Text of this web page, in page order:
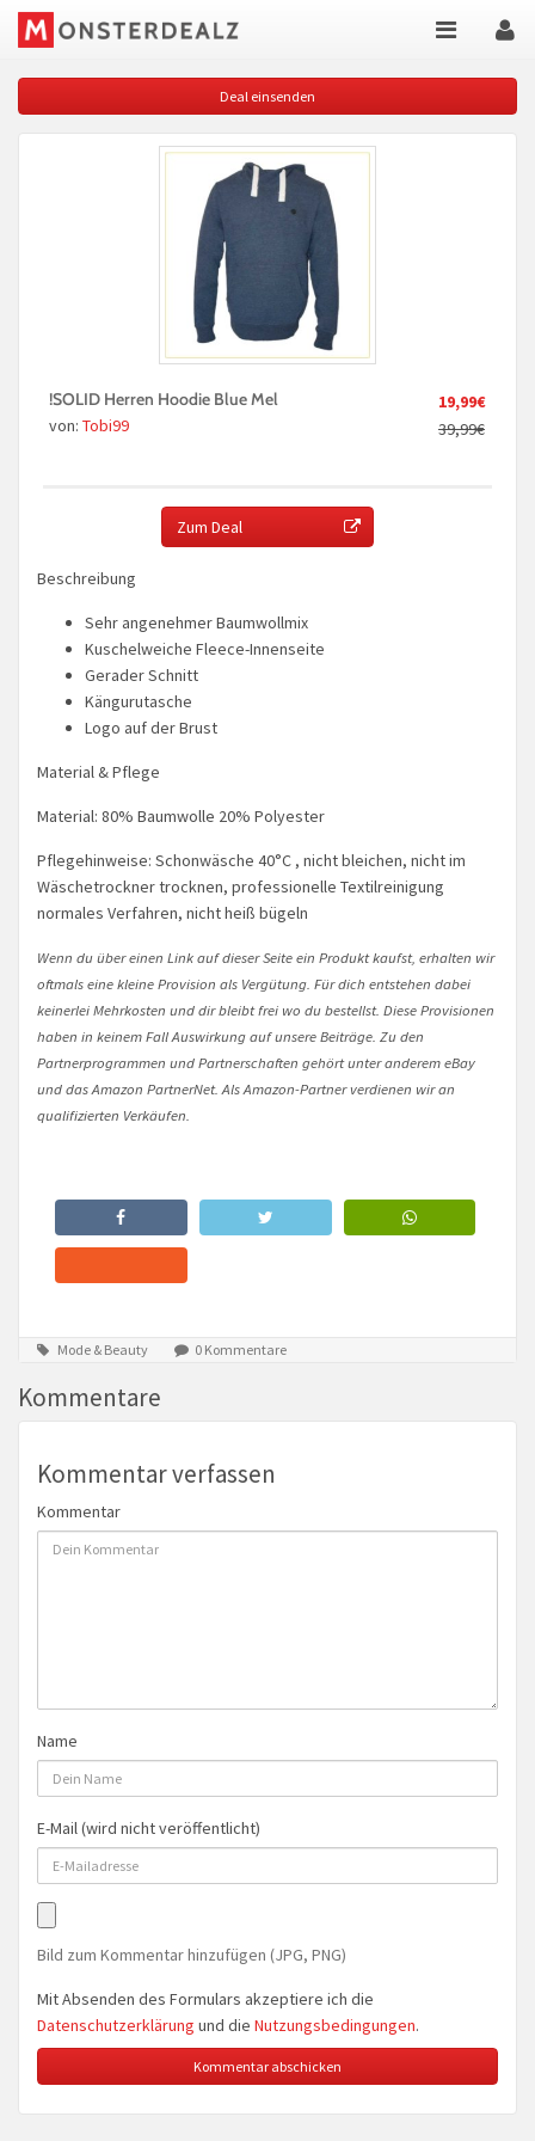
Deal einsenden
19,99€
39,99€
!SOLID Herren Hoodie Blue Mel
von: Tobi99
Zum Deal
Beschreibung
Sehr angenehmer Baumwollmix
Kuschelweiche Fleece-Innenseite
Gerader Schnitt
Kängurutasche
Logo auf der Brust
Material & Pflege
Material: 80% Baumwolle 20% Polyester
Pflegehinweise: Schonwäsche 40°C , nicht bleichen, nicht im
Wäschetrockner trocknen, professionelle Textilreinigung
normales Verfahren, nicht heiß bügeln
Wenn du über einen Link auf dieser Seite ein Produkt kaufst, erhalten wir
oftmals eine kleine Provision als Vergütung. Für dich entstehen dabei
keinerlei Mehrkosten und dir bleibt frei wo du bestellst. Diese Provisionen
haben in keinem Fall Auswirkung auf unsere Beiträge. Zu den
Partnerprogrammen und Partnerschaften gehört unter anderem eBay
und das Amazon PartnerNet. Als Amazon-Partner verdienen wir an
qualifizierten Verkäufen.
Mode & Beauty 0 Kommentare
Kommentare
Kommentar verfassen
Kommentar
Name
E-Mail (wird nicht veröffentlicht)
Bild zum Kommentar hinzufügen (JPG, PNG)
Mit Absenden des Formulars akzeptiere ich die
Datenschutzerklärung und die Nutzungsbedingungen.